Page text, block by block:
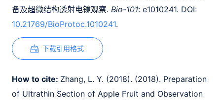
备及超微结构透射电镜观察. Bio-101: e1010241. DOI:
10.21769/BioProtoc.1010241.
下载引用格式
How to cite: Zhang, L. Y. (2018). (2018). Preparation
of Ultrathin Section of Apple Fruit and Observation